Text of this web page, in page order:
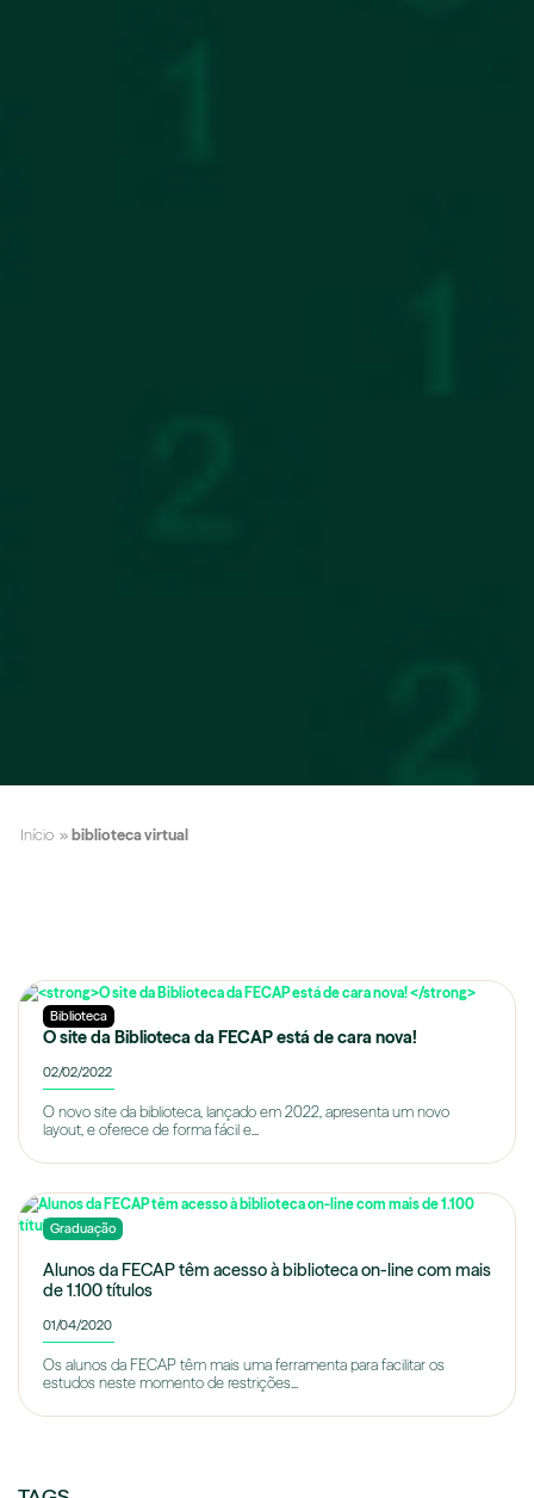
Início » biblioteca virtual
Biblioteca
O site da Biblioteca da FECAP está de cara nova!
02/02/2022
O novo site da biblioteca, lançado em 2022, apresenta um novo
layout, e oferece de forma fácil e...
Graduação
Alunos da FECAP têm acesso à biblioteca on-line com mais
de 1.100 títulos
01/04/2020
Os alunos da FECAP têm mais uma ferramenta para facilitar os
estudos neste momento de restrições...